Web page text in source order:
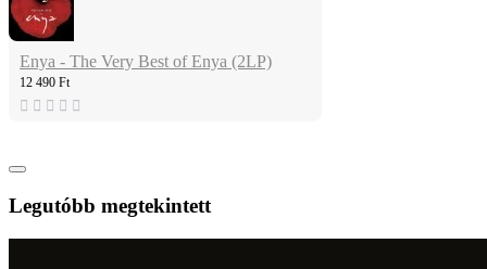
Enya - The Very Best of Enya (2LP)
12 490 Ft
Legutóbb megtekintett